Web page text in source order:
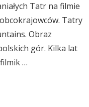
Tatr na filmie
Tatry
Obraz
gór. Kilka lat
…